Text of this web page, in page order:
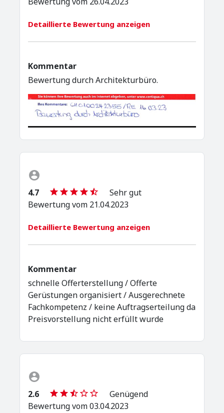
Detaillierte Bewertung anzeigen
Kommentar
Bewertung durch Architekturbüro.
4.7
Sehr gut
Bewertung vom 21.04.2023
Detaillierte Bewertung anzeigen
Kommentar
schnelle Offerterstellung / Offerte
Gerüstungen organisiert / Ausgerechnete
Fachkompetenz / keine Auftragserteilung da
Preisvorstellung nicht erfüllt wurde
2.6
Genügend
Bewertung vom 03.04.2023